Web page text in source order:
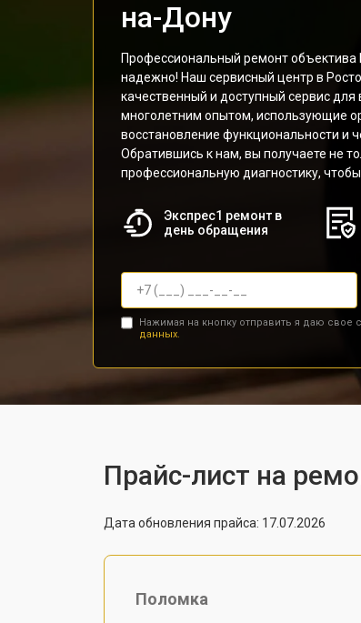
на-Дону
Профессиональный ремонт объектива
надежно! Наш сервисный центр в
качественный и доступный сервис для
многолетним опытом, использующие
восстановление функциональности и
Обратившись к нам, вы получаете не
профессиональную диагностику,
Экспрес1 ремонт в
день обращения
Нажимая на кнопку отправить я даю свое
данных.
Прайс-лист на
Дата обновления прайса: 17.07.2026
Поломка